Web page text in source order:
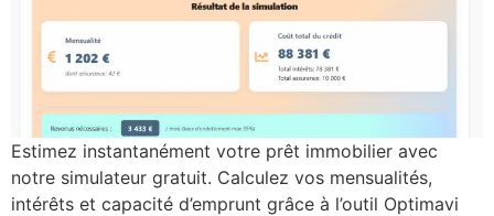
Estimez instantanément votre prêt immobilier avec
notre simulateur gratuit. Calculez vos mensualités,
intérêts et capacité d’emprunt grâce à l’outil Optimavi